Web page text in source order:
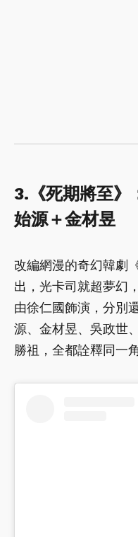
3.《死期將至》
始源＋金材昱
改編網漫的奇幻韓劇
出，光卡司就超夢幻
由徐仁國飾演，分別
源、金材昱、吳政世
勝祖，全都詮釋同一角